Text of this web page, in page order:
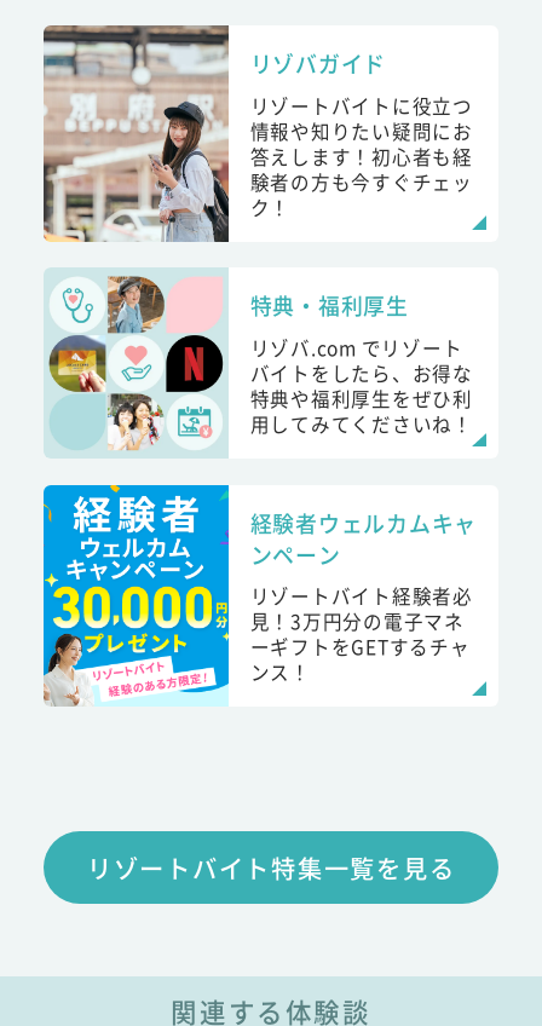
リゾバガイド
リゾートバイトに役立つ
情報や知りたい疑問にお
答えします！初心者も経
験者の方も今すぐチェッ
ク！
特典・福利厚生
リゾバ.com でリゾート
バイトをしたら、お得な
特典や福利厚生をぜひ利
用してみてくださいね！
経験者ウェルカムキャ
ンペーン
リゾートバイト経験者必
見！3万円分の電子マネ
ーギフトをGETするチャ
ンス！
リゾートバイト特集一覧を見る
関連する体験談